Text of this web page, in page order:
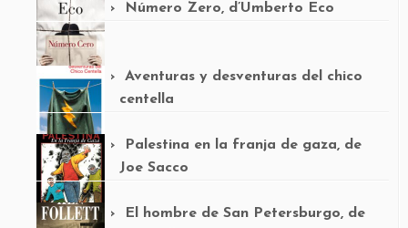
Número Zero, d’Umberto Eco
Aventuras y desventuras del chico
centella
Palestina en la franja de gaza, de
Joe Sacco
El hombre de San Petersburgo, de